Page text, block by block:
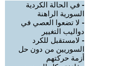
- في الحالة الكردية
السورية الراهنة
- لا تضعوا العصي في
دواليب التغيير
- لامستقبل للكرد
السوريين من دون حل
أزمة حركتهم